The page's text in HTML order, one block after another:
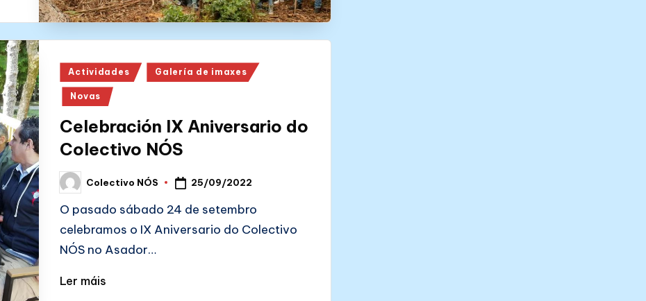
Posted
in
Actividades Galería de imaxes
Novas
Celebración IX Aniversario do
Colectivo NÓS
Posted
by
Colectivo NÓS 25/09/2022
O pasado sábado 24 de setembro
celebramos o IX Aniversario do Colectivo
NÓS no Asador…
Ler máis